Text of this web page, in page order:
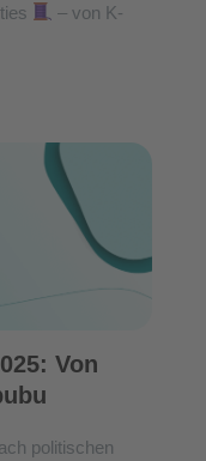
– von K-
Von
politischen